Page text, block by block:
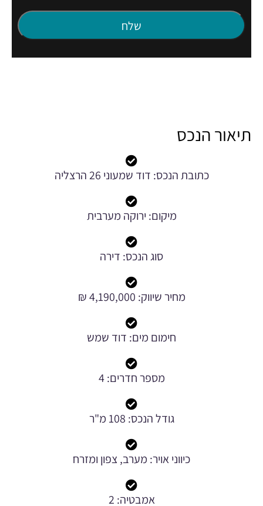
תיאור הנכס
כתובת הנכס: דוד שמעוני 26 הרצליה
מיקום: ירוקה מערבית
סוג הנכס: דירה
מחיר שיווק: 4,190,000 ₪
חימום מים: דוד שמש
מספר חדרים: 4
גודל הנכס: 108 מ"ר
כיווני אויר: מערב, צפון ומזרח
אמבטיה: 2